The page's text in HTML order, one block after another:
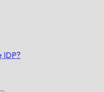
IDP?